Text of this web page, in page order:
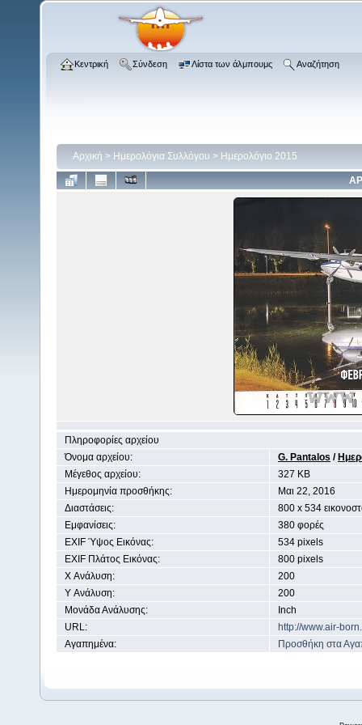
Κεντρική Σύνδεση Λίστα των άλμπουμς Αναζήτηση
Αρχική > Ημερολόγια Συλλόγου > Ημερολόγιο 2015
Πληροφορίες αρχείου
Όνομα αρχείου:
G. Pantalos /
Μέγεθος αρχείου:
327 KB
Ημερομηνία προσθήκης:
Mαι 22, 2016
Διαστάσεις:
800 x 534
Εμφανίσεις:
380 φορές
EXIF Ύψος Εικόνας:
534 pixels
EXIF Πλάτος Εικόνας:
800 pixels
X Ανάλυση:
200
Y Ανάλυση:
200
Μονάδα Ανάλυσης:
Inch
URL:
http://www.air-
Αγαπημένα:
Προσθήκη στα